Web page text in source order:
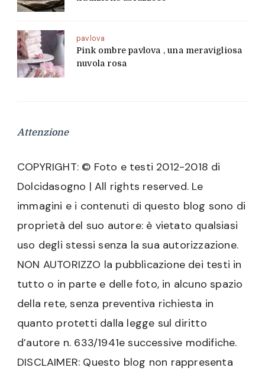
pavlova
Pink ombre pavlova , una meravigliosa
nuvola rosa
Attenzione
COPYRIGHT: © Foto e testi 2012-2018 di
Dolcidasogno | All rights reserved. Le
immagini e i contenuti di questo blog sono di
proprietà del suo autore: è vietato qualsiasi
uso degli stessi senza la sua autorizzazione.
NON AUTORIZZO la pubblicazione dei testi in
tutto o in parte e delle foto, in alcuno spazio
della rete, senza preventiva richiesta in
quanto protetti dalla legge sul diritto
d’autore n. 633/1941e successive modifiche.
DISCLAIMER: Questo blog non rappresenta